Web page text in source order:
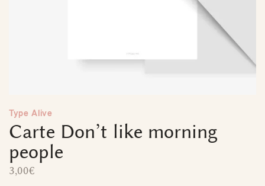
Type Alive
Carte Don’t like morning
people
3,00€